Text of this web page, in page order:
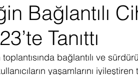
Micro Focus Çevre Koruma
Bağlantılı
Tanıttı
bağlantılı ve
yaşamlarını